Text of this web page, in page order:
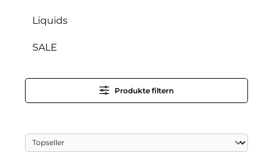
Liquids
SALE
Produkte filtern